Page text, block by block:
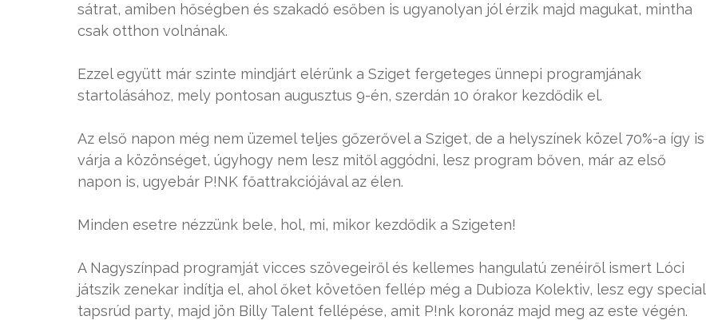
sátrat, amiben hőségben és szakadó esőben is ugyanolyan jól érzik majd magukat, mintha
csak otthon volnának.
Ezzel együtt már szinte mindjárt elérünk a Sziget fergeteges ünnepi programjának
startolásához, mely pontosan augusztus 9-én, szerdán 10 órakor kezdődik el.
Az első napon még nem üzemel teljes gőzerővel a Sziget, de a helyszínek közel 70%-a így is
várja a közönséget, úgyhogy nem lesz mitől aggódni, lesz program bőven, már az első
napon is, ugyebár P!NK főattrakciójával az élen.
Minden esetre nézzünk bele, hol, mi, mikor kezdődik a Szigeten!
A Nagyszínpad programját vicces szövegeiről és kellemes hangulatú zenéiről ismert Lóci
játszik zenekar indítja el, ahol őket követően fellép még a Dubioza Kolektiv, lesz egy special
tapsrúd party, majd jön Billy Talent fellépése, amit P!nk koronáz majd meg az este végén.